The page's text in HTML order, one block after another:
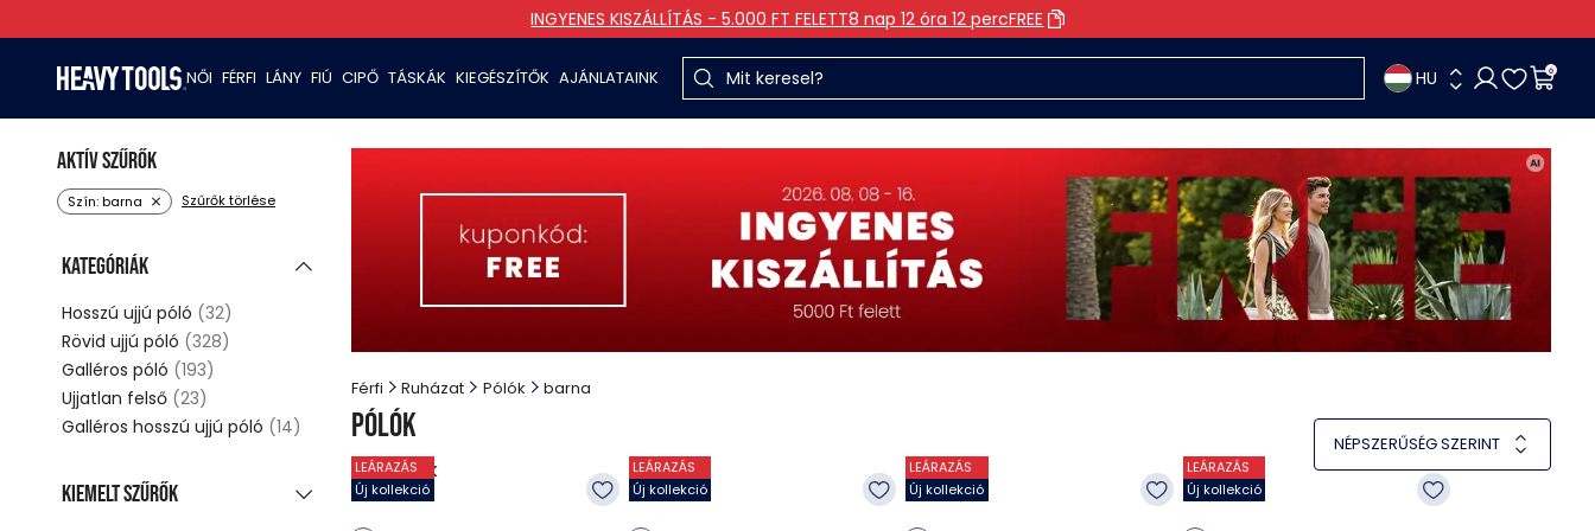
INGYENES KISZÁLLÍTÁS - 5.000 FT FELETT8 nap 12 óra 12 percFREE
NŐI FÉRFI LÁNY FIÚ CIPŐ TÁSKÁK KIEGÉSZÍTŐK AJÁNLATAINK HU 0
Férfi Ruházat Pólók barna
Pólók
11termék
NÉPSZERŰSÉG SZERINT
LEÁRAZÁS
Új kollekció
LEÁRAZÁS
Új kollekció
LEÁRAZÁS
Új kollekció
LEÁRAZÁS
Új kollekció
Aktív szűrők
Szín: barna Szűrők törlése
Kategóriák
Hosszú ujjú póló (32)
Rövid ujjú póló (328)
Galléros póló (193)
Ujjatlan felső (23)
Galléros hosszú ujjú póló (14)
Kiemelt szűrők